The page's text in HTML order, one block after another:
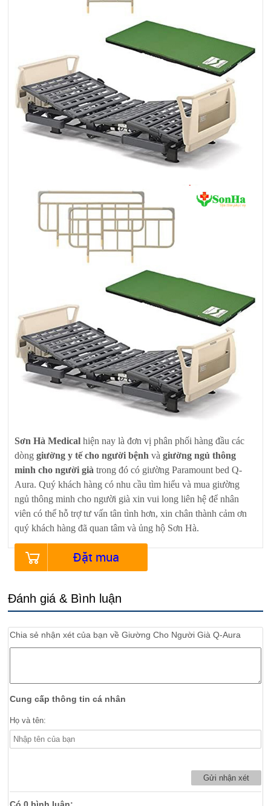
Sơn Hà Medical hiện nay là đơn vị phân phối hàng đầu các
dònggiường y tế cho người bệnhvà giường ngủ thông
minh cho người già trong đó có giường Paramount bed Q-
Aura. Quý khách hàng có nhu cầu tìm hiểu và mua giường
ngủ thông minh cho người già xin vui long liên hệ để nhân
viên có thể hỗ trợ tư vấn tân tình hơn, xin chân thành cảm ơn
quý khách hàng đã quan tâm và ủng hộ Sơn Hà.
Đặt mua
Đánh giá & Bình luận
Chia sẻ nhận xét của bạn vềGiường Cho Người Già Q-Aura
Cung cấp thông tin cá nhân
Họ và tên: